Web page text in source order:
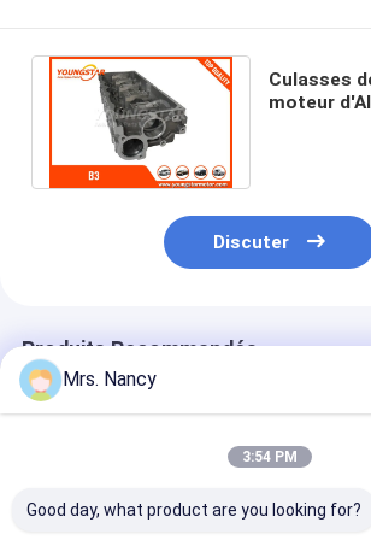
Culasses
moteur
Discuter
Produits Recommandés
Mrs. Nancy
3:54 PM
Good day, what product are you looking for?